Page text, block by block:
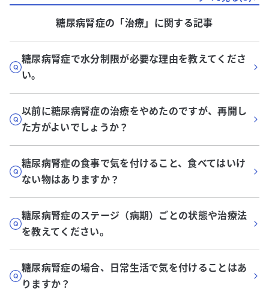
糖尿病腎症の「治療」に関する記事
糖尿病腎症で水分制限が必要な理由を教えてくださ
い。
以前に糖尿病腎症の治療をやめたのですが、再開し
た方がよいでしょうか？
糖尿病腎症の食事で気を付けること、食べてはいけ
ない物はありますか？
糖尿病腎症のステージ（病期）ごとの状態や治療法
を教えてください。
糖尿病腎症の場合、日常生活で気を付けることはあ
りますか？